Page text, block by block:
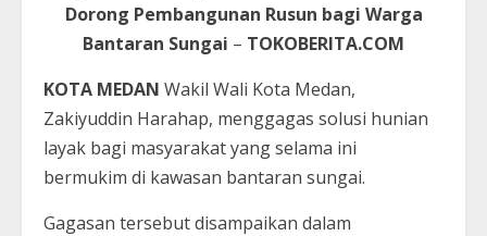
Dorong Pembangunan Rusun bagi Warga
Bantaran Sungai – TOKOBERITA.COM
KOTA MEDAN Wakil Wali Kota Medan,
Zakiyuddin Harahap, menggagas solusi hunian
layak bagi masyarakat yang selama ini
bermukim di kawasan bantaran sungai.
Gagasan tersebut disampaikan dalam